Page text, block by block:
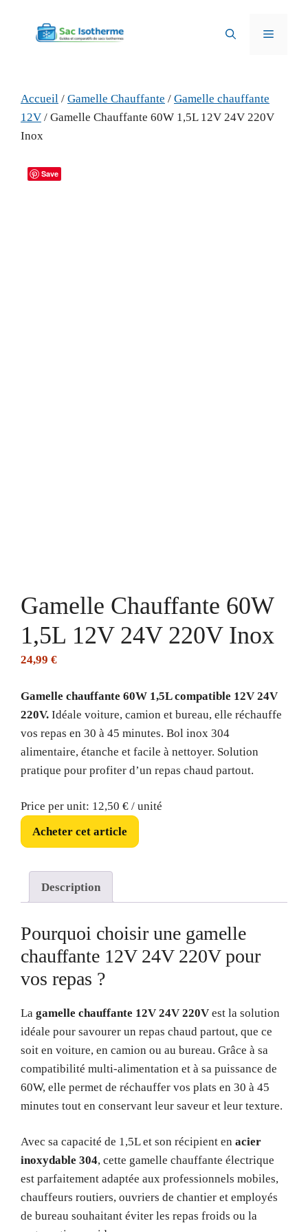
contenu
Menu
Accueil / Gamelle Chauffante / Gamelle chauffante
12V / Gamelle Chauffante 60W 1,5L 12V 24V 220V
Inox
Save
Gamelle Chauffante 60W
1,5L 12V 24V 220V Inox
24,99 €
Gamelle chauffante 60W 1,5L compatible 12V 24V
220V. Idéale voiture, camion et bureau, elle réchauffe
vos repas en 30 à 45 minutes. Bol inox 304
alimentaire, étanche et facile à nettoyer. Solution
pratique pour profiter d’un repas chaud partout.
Price per unit: 12,50 € / unité
Acheter cet article
Description
Pourquoi choisir une gamelle
chauffante 12V 24V 220V pour
vos repas ?
La gamelle chauffante 12V 24V 220V est la solution
idéale pour savourer un repas chaud partout, que ce
soit en voiture, en camion ou au bureau. Grâce à sa
compatibilité multi-alimentation et à sa puissance de
60W, elle permet de réchauffer vos plats en 30 à 45
minutes tout en conservant leur saveur et leur texture.
Avec sa capacité de 1,5L et son récipient en acier
inoxydable 304, cette gamelle chauffante électrique
est parfaitement adaptée aux professionnels mobiles,
chauffeurs routiers, ouvriers de chantier et employés
de bureau souhaitant éviter les repas froids ou la